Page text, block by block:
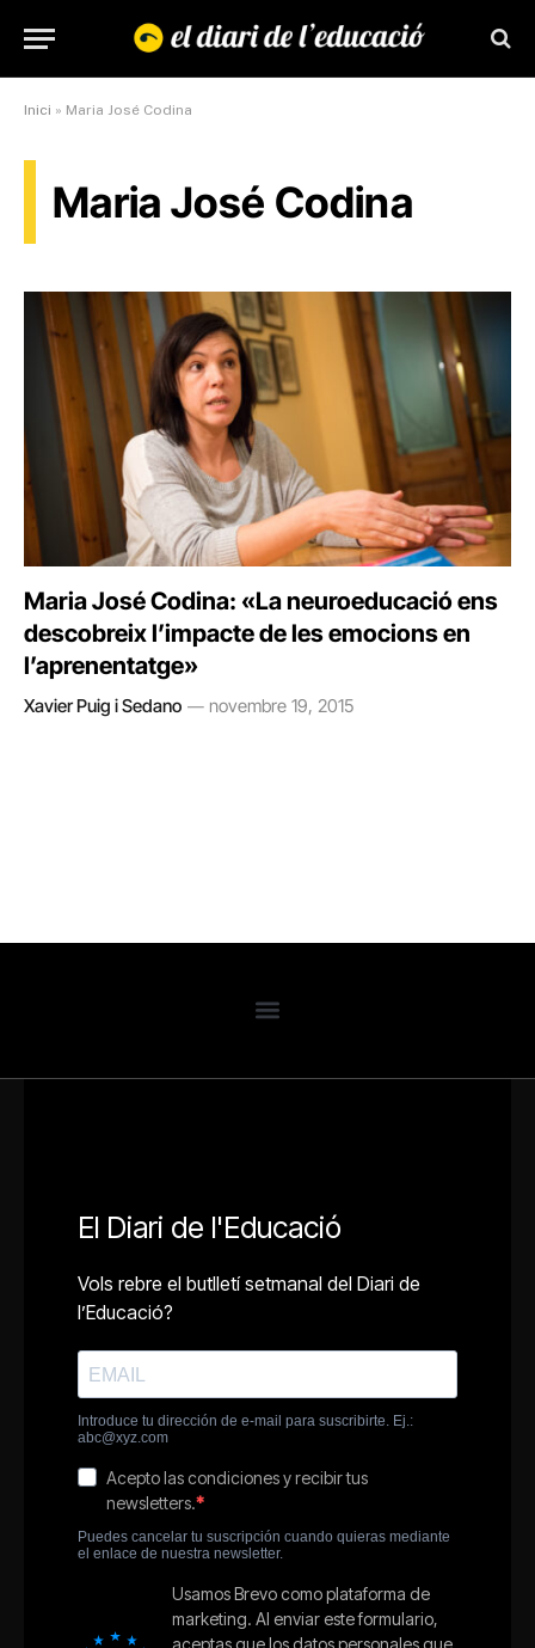
Inici » Maria José Codina
Maria José Codina
Maria José Codina: «La neuroeducació ens
descobreix l’impacte de les emocions en
l’aprenentatge»
Xavier Puig i Sedano novembre 19, 2015